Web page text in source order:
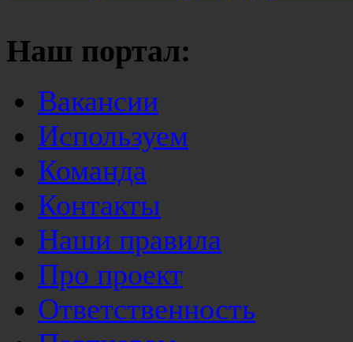
Наш портал:
Вакансии
Используем
Команда
Контакты
Наши правила
Про проект
Ответственность